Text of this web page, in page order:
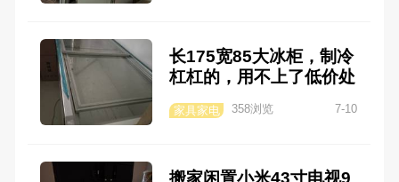
长175宽85大冰柜，制冷
杠杠的，用不上了低价处
家具家电 358浏览 7-10
搬家闲置小米43寸电视9